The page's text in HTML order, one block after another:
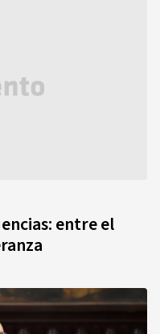
entre el
y la esperanza